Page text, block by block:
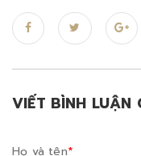
VIẾT BÌNH LUẬN
Họ và tên*